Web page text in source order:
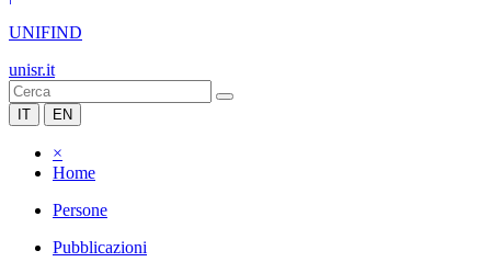
UNIFIND
unisr.it
IT EN
×
Home
Persone
Pubblicazioni